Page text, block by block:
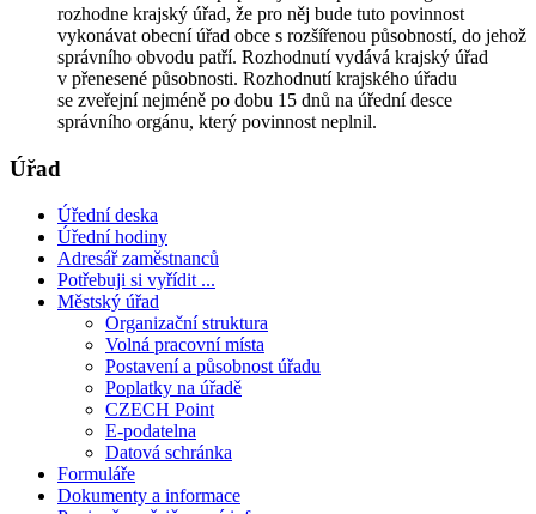
rozhodne krajský úřad, že pro něj bude tuto povinnost
vykonávat obecní úřad obce s rozšířenou působností, do jehož
správního obvodu patří. Rozhodnutí vydává krajský úřad
v přenesené působnosti. Rozhodnutí krajského úřadu
se zveřejní nejméně po dobu 15 dnů na úřední desce
správního orgánu, který povinnost neplnil.
Úřad
Úřední deska
Úřední hodiny
Adresář zaměstnanců
Potřebuji si vyřídit ...
Městský úřad
Organizační struktura
Volná pracovní místa
Postavení a působnost úřadu
Poplatky na úřadě
CZECH Point
E-podatelna
Datová schránka
Formuláře
Dokumenty a informace